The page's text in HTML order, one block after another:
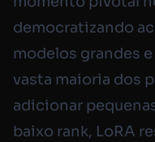
democratizando
modelos grandes
vasta maioria dos
adicionar
baixo rank, LoRA